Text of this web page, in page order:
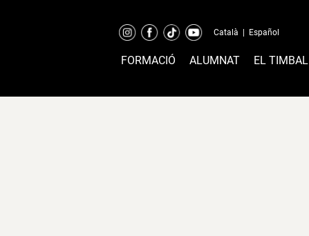
Català Español
FORMACIÓ ALUMNAT EL TIMBAL